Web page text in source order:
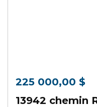
225 000,00 $
13942 chemin